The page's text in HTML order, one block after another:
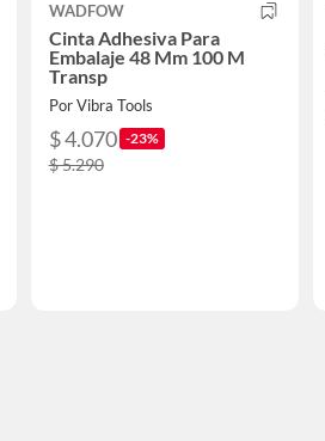
WADFOW
Cinta Adhesiva Para
Embalaje 48 Mm 100 M
Transp
Por Vibra Tools
$ 4.070 -23%
$ 5.290